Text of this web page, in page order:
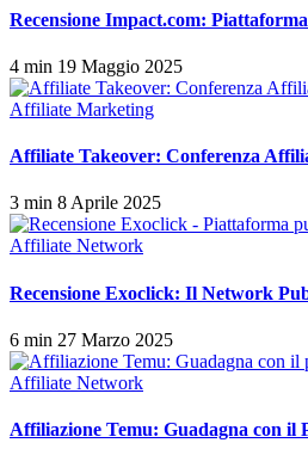
Recensione Impact.com:
4 min 19 Maggio 2025
Affiliate Marketing
Affiliate Takeover: Conferenza
3 min 8 Aprile 2025
Affiliate Network
Recensione Exoclick: Il Network
6 min 27 Marzo 2025
Affiliate Network
Affiliazione Temu: Guadagna con il